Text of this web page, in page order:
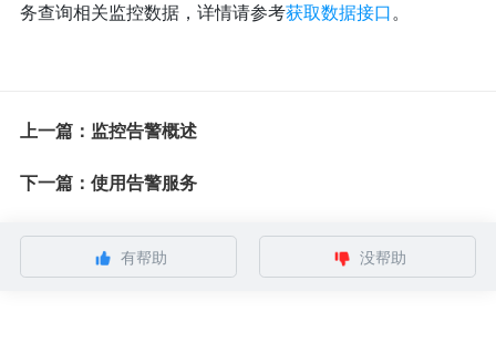
务查询相关监控数据，详情请参考获取数据接口。
上一篇：监控告警概述
下一篇：使用告警服务
有帮助 没帮助